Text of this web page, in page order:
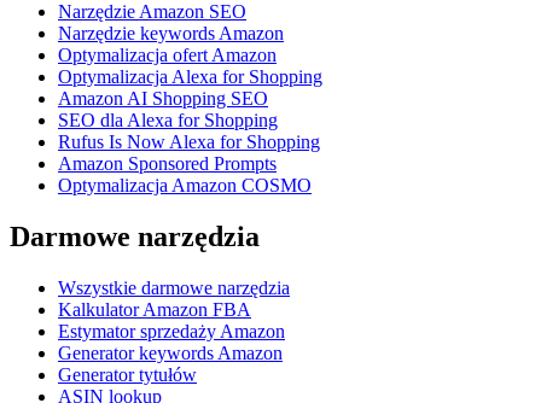
Narzędzie Amazon SEO
Narzędzie keywords Amazon
Optymalizacja ofert Amazon
Optymalizacja Alexa for Shopping
Amazon AI Shopping SEO
SEO dla Alexa for Shopping
Rufus Is Now Alexa for Shopping
Amazon Sponsored Prompts
Optymalizacja Amazon COSMO
Darmowe narzędzia
Wszystkie darmowe narzędzia
Kalkulator Amazon FBA
Estymator sprzedaży Amazon
Generator keywords Amazon
Generator tytułów
ASIN lookup